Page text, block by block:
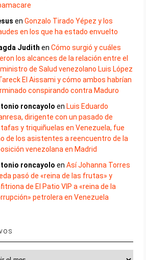
enGonzalo Tirado Yépez y los
en los que ha estado envuelto
Judith enCómo surgió y cuáles
los alcances de la relación entre el
de Salud venezolano Luis López
El Aissami y cómo ambos habrían
conspirando contra Maduro
roncayolo en Luis Eduardo
dirigente con un pasado de
y triquiñuelas en Venezuela, fue
de los asistentes a reencuentro de la
venezolana en Madrid
roncayolo enAsí Johanna Torres
pasó de «reina de las frutas» y
de El Patio VIP a «reina de la
petrolera en Venezuela